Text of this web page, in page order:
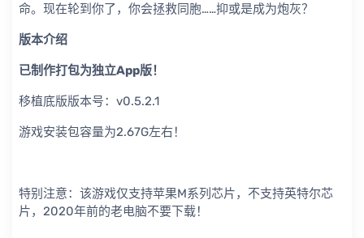
命。现在轮到你了，你会拯救同胞……抑或是成为炮灰？
版本介绍
已制作打包为独立App版！
移植底版版本号：v0.5.2.1
游戏安装包容量为2.67G左右！
特别注意：该游戏仅支持苹果M系列芯片，不支持英特尔芯
片，2020年前的老电脑不要下载！